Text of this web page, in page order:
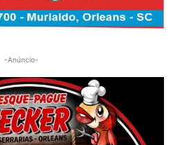
-Anúncio-